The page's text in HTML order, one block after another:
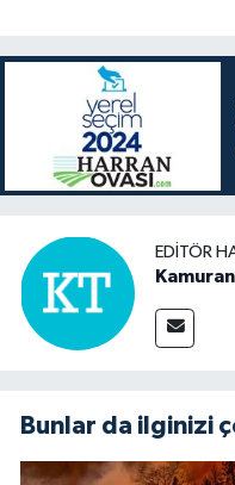
EDITÖR
Bunlar da ilginizi